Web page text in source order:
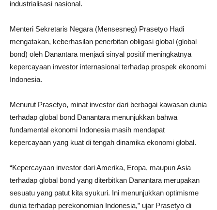
industrialisasi nasional.
Menteri Sekretaris Negara (Mensesneg) Prasetyo Hadi
mengatakan, keberhasilan penerbitan obligasi global (global
bond) oleh Danantara menjadi sinyal positif meningkatnya
kepercayaan investor internasional terhadap prospek ekonomi
Indonesia.
Menurut Prasetyo, minat investor dari berbagai kawasan dunia
terhadap global bond Danantara menunjukkan bahwa
fundamental ekonomi Indonesia masih mendapat
kepercayaan yang kuat di tengah dinamika ekonomi global.
“Kepercayaan investor dari Amerika, Eropa, maupun Asia
terhadap global bond yang diterbitkan Danantara merupakan
sesuatu yang patut kita syukuri. Ini menunjukkan optimisme
dunia terhadap perekonomian Indonesia,” ujar Prasetyo di